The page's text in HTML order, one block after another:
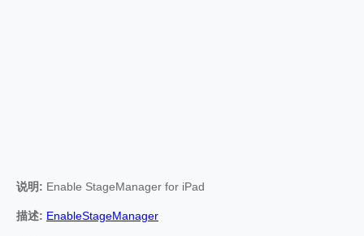
说明: Enable StageManager for iPad
描述: EnableStageManager